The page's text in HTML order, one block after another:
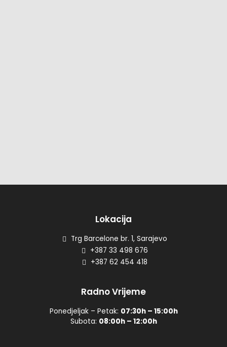
Lokacija
Trg Barcelone br. 1, Sarajevo
+387 33 498 676
+387 62 454 418
Radno Vrijeme
Ponedjeljak – Petak: 07:30h – 15:00h
Subota: 08:00h – 12:00h